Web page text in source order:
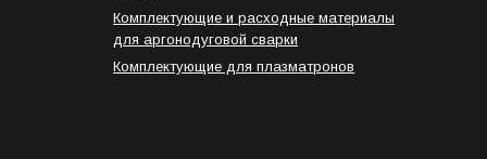
Комплектующие и расходные материалы
для аргонодуговой сварки
Комплектующие для плазматронов